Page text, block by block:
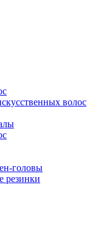
волос
головы
резинки